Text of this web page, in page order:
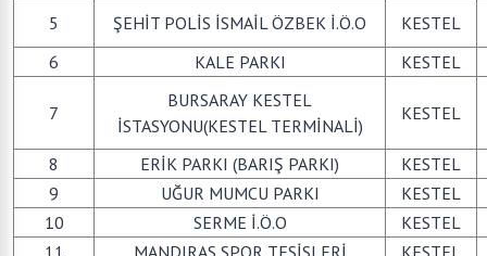
5 ŞEHİT POLİS İSMAİL ÖZBEK İ.Ö.O
KESTEL
6
KALE PARKI KESTEL
7
BURSARAY KESTEL
İSTASYONU(KESTEL TERMİNALİ)
KESTEL
8 ERİK PARKI (BARIŞ PARKI)
KESTEL
9
UĞUR MUMCU PARKI
KESTEL
10
SERME İ.Ö.O
KESTEL